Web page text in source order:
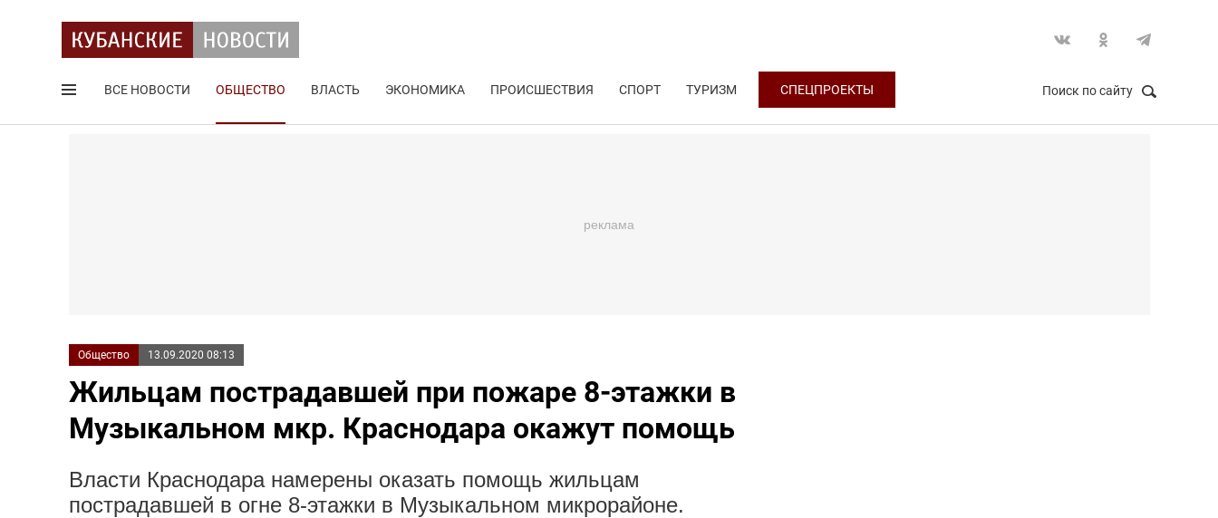
ВСЕ НОВОСТИ ОБЩЕСТВО ВЛАСТЬ ЭКОНОМИКА ПРОИСШЕСТВИЯ СПОРТ ТУРИЗМ СПЕЦПРОЕКТЫ Поиск по сайту
Общество 13.09.2020 08:13
Жильцам пострадавшей при пожаре 8-этажки в
Музыкальном мкр. Краснодара окажут помощь
Власти Краснодара намерены оказать помощь жильцам
пострадавшей в огне 8-этажки в Музыкальном микрорайоне.